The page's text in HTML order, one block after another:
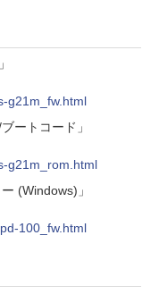
g21m_fw.html
ートコード」
g21m_rom.html
(Windows)」
100_fw.html